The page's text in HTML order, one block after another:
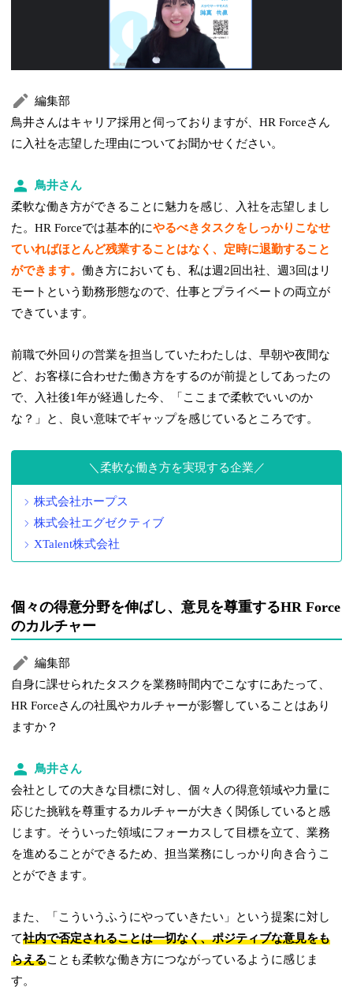
編集部
鳥井さんはキャリア採用と伺っておりますが、HR Forceさん
に入社を志望した理由についてお聞かせください。
鳥井さん
柔軟な働き方ができることに魅力を感じ、入社を志望しまし
た。HR Forceでは基本的にやるべきタスクをしっかりこなせ
ていればほとんど残業することはなく、定時に退勤すること
ができます。働き方においても、私は週2回出社、週3回はリ
モートという勤務形態なので、仕事とプライベートの両立が
できています。
前職で外回りの営業を担当していたわたしは、早朝や夜間な
ど、お客様に合わせた働き方をするのが前提としてあったの
で、入社後1年が経過した今、「ここまで柔軟でいいのか
な？」と、良い意味でギャップを感じているところです。
柔軟な働き方を実現する企業
株式会社ホープス
株式会社エグゼクティブ
XTalent株式会社
個々の得意分野を伸ばし、意見を尊重するHR Force
のカルチャー
編集部
自身に課せられたタスクを業務時間内でこなすにあたって、
HR Forceさんの社風やカルチャーが影響していることはあり
ますか？
鳥井さん
会社としての大きな目標に対し、個々人の得意領域や力量に
応じた挑戦を尊重するカルチャーが大きく関係していると感
じます。そういった領域にフォーカスして目標を立て、業務
を進めることができるため、担当業務にしっかり向き合うこ
とができます。
また、「こういうふうにやっていきたい」という提案に対し
て社内で否定されることは一切なく、ポジティブな意見をも
らえることも柔軟な働き方につながっているように感じま
す。